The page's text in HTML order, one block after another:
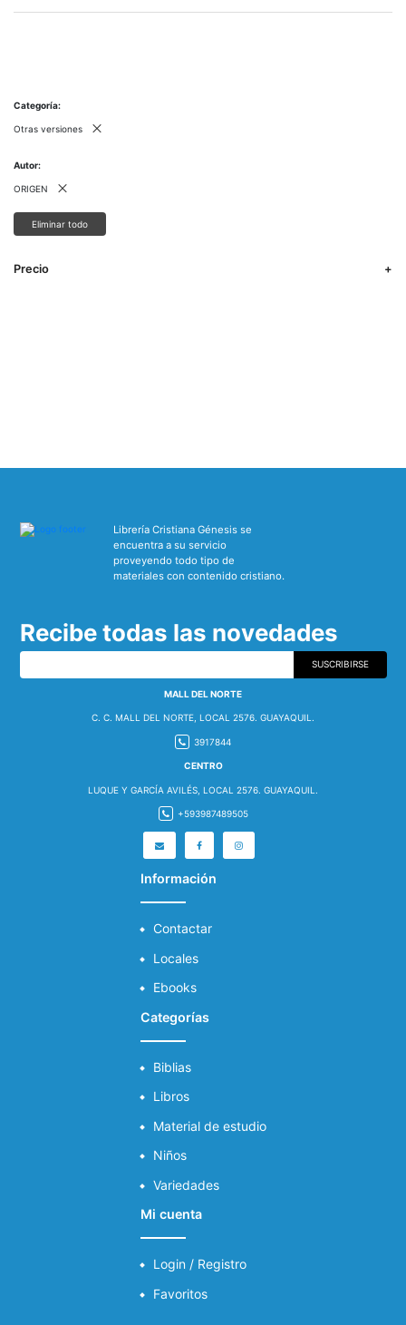
Categoría
Otras versiones
Autor
ORIGEN
Eliminar todo
Precio
Librería Cristiana Génesis se
encuentra a su servicio
proveyendo todo tipo de
materiales con contenido cristiano.
Recibe todas las novedades
SUSCRIBIRSE
MALL DEL NORTE
C. C. MALL DEL NORTE, LOCAL 2576. GUAYAQUIL.
3917844
CENTRO
LUQUE Y GARCÍA AVILÉS, LOCAL 2576. GUAYAQUIL.
+593987489505
Información
Contactar
Locales
Ebooks
Categorías
Biblias
Libros
Material de estudio
Niños
Variedades
Mi cuenta
Login / Registro
Favoritos